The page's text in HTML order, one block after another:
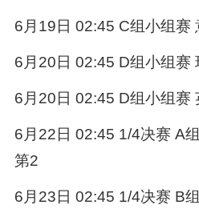
6月19日 02:45 C组小组赛
6月20日 02:45 D组小组赛
6月20日 02:45 D组小组赛
6月22日 02:45 1/4决赛 A
第2
6月23日 02:45 1/4决赛 B